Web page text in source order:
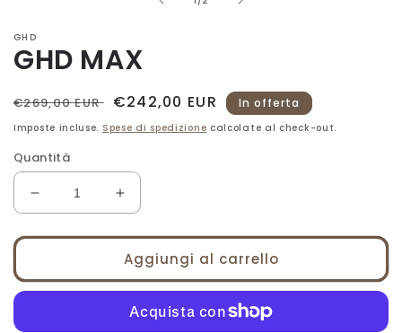
GHD
GHD MAX
Prezzo
di
€269,00 EUR Prezzo
scontato
€242,00 EUR In offerta
Imposte incluse. Spese di spedizione calcolate al check-out.
Quantità
Diminuisci
quantità
per
MAX
Aumenta
quantità
per
GHD
MAX
Aggiungi al carrello